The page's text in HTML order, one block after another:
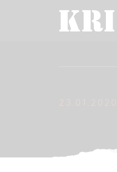
23.01.2020.